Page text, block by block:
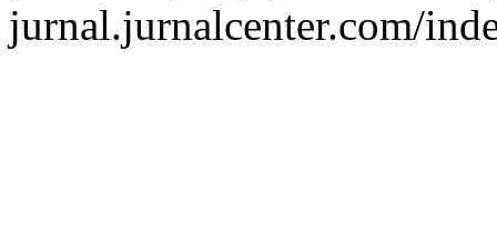
jurnal.jurnalcenter.com/